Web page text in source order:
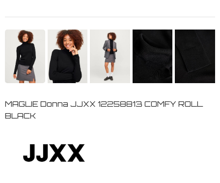
MAGLIE Donna JJXX 12258813 COMFY ROLL
BLACK